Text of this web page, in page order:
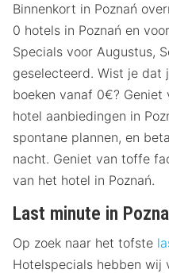
Binnenkort in Poznań
0 hotels in Poznań en
Specials voor Augustus,
geselecteerd. Wist je dat
boeken vanaf 0€?
hotel aanbiedingen in
spontane plannen, en
nacht. Geniet van toffe
van het hotel in Poznań.
Last minute in
Op zoek naar het tofste
Hotelspecials hebben